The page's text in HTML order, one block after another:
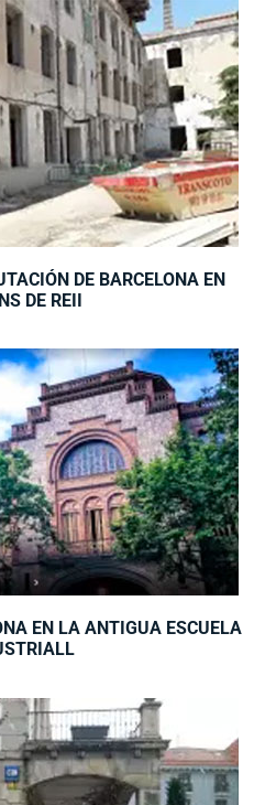
DE BARCELONA EN
DE REII
EN LA ANTIGUA ESCUELA